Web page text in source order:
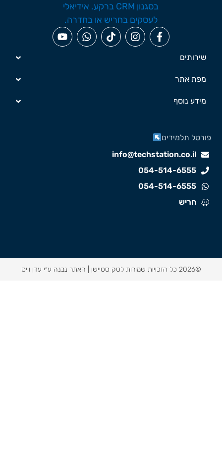
שירותים
מפת אתר
מידע נוסף
info@techstation.co.il
054-514-6555
054-514-6555
חריש
תלמידים
האתר נבנה ע״י עדן וייס